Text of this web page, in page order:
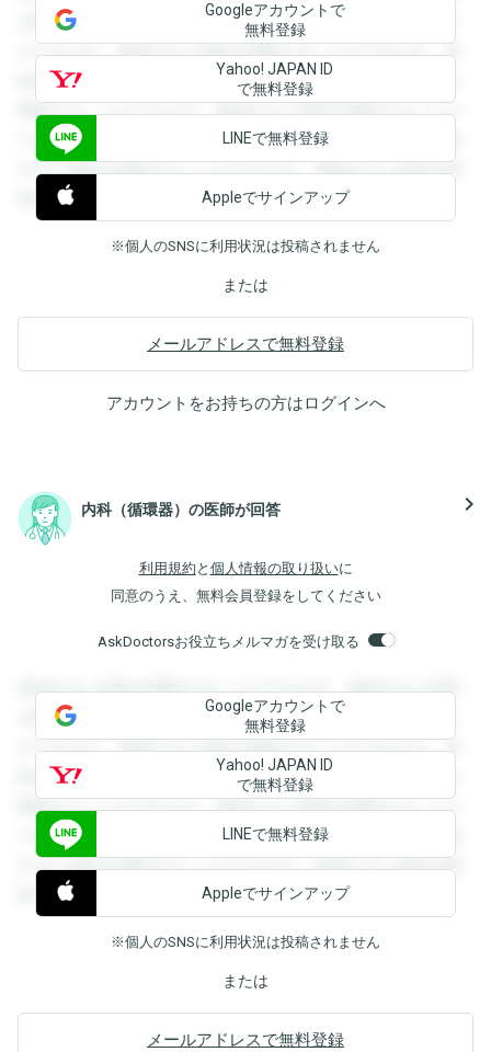
を閲覧することができます。登録すると回答を閲覧すること
ができます。登録すると回答を閲覧することができます。登
録すると回答を閲覧することができます。登録すると回答を
閲覧することができます。登録すると回答を閲覧することが
できます。登録すると回答を閲覧することができます。登録
すると回答を閲覧することができます。登録すると回答を閲
覧することができます。
Googleアカウントで
無料登録
Yahoo! JAPAN ID
で無料登録
LINEで無料登録
Appleでサインアップ
※個人のSNSに利用状況は投稿されません
または
メールアドレスで無料登録
アカウントをお持ちの方はログインへ
内科（循環器）の医師が回答 navigate_next
利用規約 と 個人情報の取り扱いに
同意のうえ、無料会員登録をしてください
AskDoctorsお役立ちメルマガを受け取る
登録すると回答を閲覧することができます。登録すると回答
を閲覧することができます。登録すると回答を閲覧すること
ができます。登録すると回答を閲覧することができます。登
録すると回答を閲覧することができます。登録すると回答を
閲覧することができます。登録すると回答を閲覧することが
できます。登録すると回答を閲覧することができます。登録
すると回答を閲覧することができます。登録すると回答を閲
覧することができます。
Googleアカウントで
無料登録
Yahoo! JAPAN ID
で無料登録
LINEで無料登録
Appleでサインアップ
※個人のSNSに利用状況は投稿されません
または
メールアドレスで無料登録